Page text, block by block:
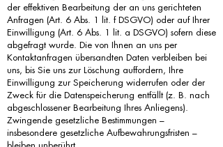
der effektiven Bearbeitung der an uns gerichteten
Anfragen (Art. 6 Abs. 1 lit. f DSGVO) oder auf Ihrer
Einwilligung (Art. 6 Abs. 1 lit. a DSGVO) sofern diese
abgefragt wurde. Die von Ihnen an uns per
Kontaktanfragen übersandten Daten verbleiben bei
uns, bis Sie uns zur Löschung auffordern, Ihre
Einwilligung zur Speicherung widerrufen oder der
Zweck für die Datenspeicherung entfällt (z. B. nach
abgeschlossener Bearbeitung Ihres Anliegens).
Zwingende gesetzliche Bestimmungen –
insbesondere gesetzliche Aufbewahrungsfristen –